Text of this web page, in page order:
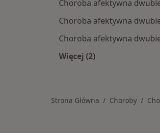
Choroba afektywna
Choroba afektywna
Choroba afektywna
Więcej (2)
Strona Główna Choroby